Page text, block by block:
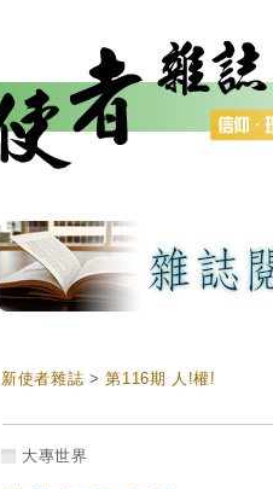
新使者雜誌 >第116期 人!權!
大專世界